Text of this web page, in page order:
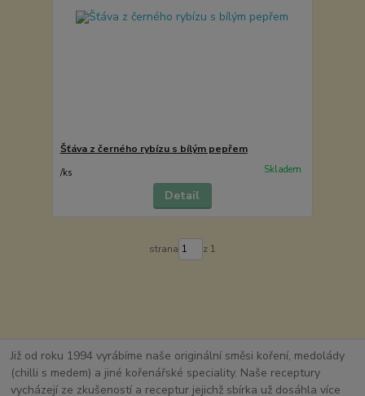
Šťáva z černého rybízu s bílým pepřem
/ks Skladem
Detail
strana z 1
Již od roku 1994 vyrábíme naše originální směsi koření, medolády
(chilli s medem) a jiné kořenářské speciality. Naše receptury
vycházejí ze zkušeností a receptur jejichž sbírka už dosáhla více